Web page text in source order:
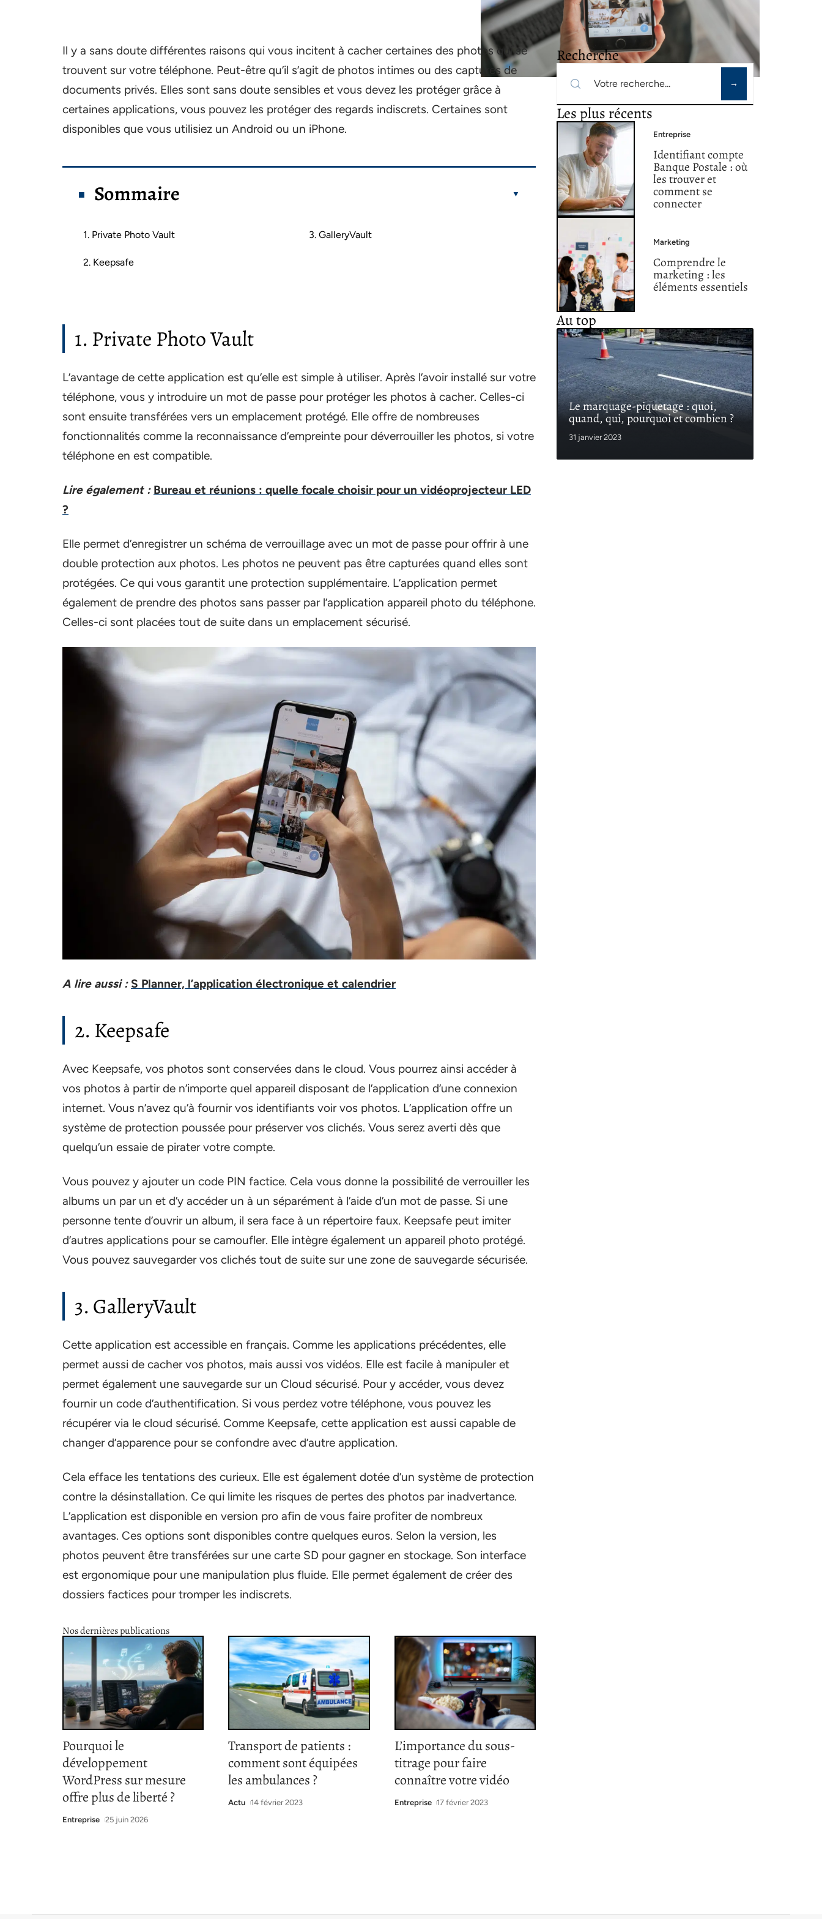
Il y a sans doute différentes raisons qui vous incitent à cacher certaines des photos qui se
trouvent sur votre téléphone. Peut-être qu’il s’agit de photos intimes ou des captures de
documents privés. Elles sont sans doute sensibles et vous devez les protéger grâce à
certaines applications, vous pouvez les protéger des regards indiscrets. Certaines sont
disponibles que vous utilisiez un Android ou un iPhone.
Sommaire
1. Private Photo Vault
2. Keepsafe
3. GalleryVault
1. Private Photo Vault
L’avantage de cette application est qu’elle est simple à utiliser. Après l’avoir installé sur votre
téléphone, vous y introduire un mot de passe pour protéger les photos à cacher. Celles-ci
sont ensuite transférées vers un emplacement protégé. Elle offre de nombreuses
fonctionnalités comme la reconnaissance d’empreinte pour déverrouiller les photos, si votre
téléphone en est compatible.
Lire également : Bureau et réunions : quelle focale choisir pour un vidéoprojecteur LED
?
Elle permet d’enregistrer un schéma de verrouillage avec un mot de passe pour offrir à une
double protection aux photos. Les photos ne peuvent pas être capturées quand elles sont
protégées. Ce qui vous garantit une protection supplémentaire. L’application permet
également de prendre des photos sans passer par l’application appareil photo du téléphone.
Celles-ci sont placées tout de suite dans un emplacement sécurisé.
A lire aussi : S Planner, l’application électronique et calendrier
2. Keepsafe
Avec Keepsafe, vos photos sont conservées dans le cloud. Vous pourrez ainsi accéder à
vos photos à partir de n’importe quel appareil disposant de l’application d’une connexion
internet. Vous n’avez qu’à fournir vos identifiants voir vos photos. L’application offre un
système de protection poussée pour préserver vos clichés. Vous serez averti dès que
quelqu’un essaie de pirater votre compte.
Vous pouvez y ajouter un code PIN factice. Cela vous donne la possibilité de verrouiller les
albums un par un et d’y accéder un à un séparément à l’aide d’un mot de passe. Si une
personne tente d’ouvrir un album, il sera face à un répertoire faux. Keepsafe peut imiter
d’autres applications pour se camoufler. Elle intègre également un appareil photo protégé.
Vous pouvez sauvegarder vos clichés tout de suite sur une zone de sauvegarde sécurisée.
3. GalleryVault
Cette application est accessible en français. Comme les applications précédentes, elle
permet aussi de cacher vos photos, mais aussi vos vidéos. Elle est facile à manipuler et
permet également une sauvegarde sur un Cloud sécurisé. Pour y accéder, vous devez
fournir un code d’authentification. Si vous perdez votre téléphone, vous pouvez les
récupérer via le cloud sécurisé. Comme Keepsafe, cette application est aussi capable de
changer d’apparence pour se confondre avec d’autre application.
Cela efface les tentations des curieux. Elle est également dotée d’un système de protection
contre la désinstallation. Ce qui limite les risques de pertes des photos par inadvertance.
L’application est disponible en version pro afin de vous faire profiter de nombreux
avantages. Ces options sont disponibles contre quelques euros. Selon la version, les
photos peuvent être transférées sur une carte SD pour gagner en stockage. Son interface
est ergonomique pour une manipulation plus fluide. Elle permet également de créer des
dossiers factices pour tromper les indiscrets.
Nos dernières publications
Pourquoi le
développement
WordPress sur mesure
offre plus de liberté ?
Entreprise 25 juin 2026
Transport de patients :
comment sont équipées
les ambulances ?
Actu 14 février 2023
L’importance du sous-
titrage pour faire
connaître votre vidéo
Entreprise 17 février 2023
Recherche
Les plus récents
Entreprise
Identifiant compte
Banque Postale : où
les trouver et
comment se
connecter
Marketing
Comprendre le
marketing : les
éléments essentiels
Au top
Le marquage-piquetage : quoi,
quand, qui, pourquoi et combien ?
31 janvier 2023